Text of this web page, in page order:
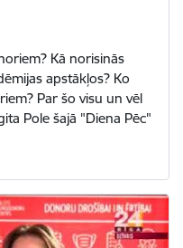
Kā norisinās
apstākļos? Ko
Par šo visu un vēl
Pole šajā "Diena Pēc"